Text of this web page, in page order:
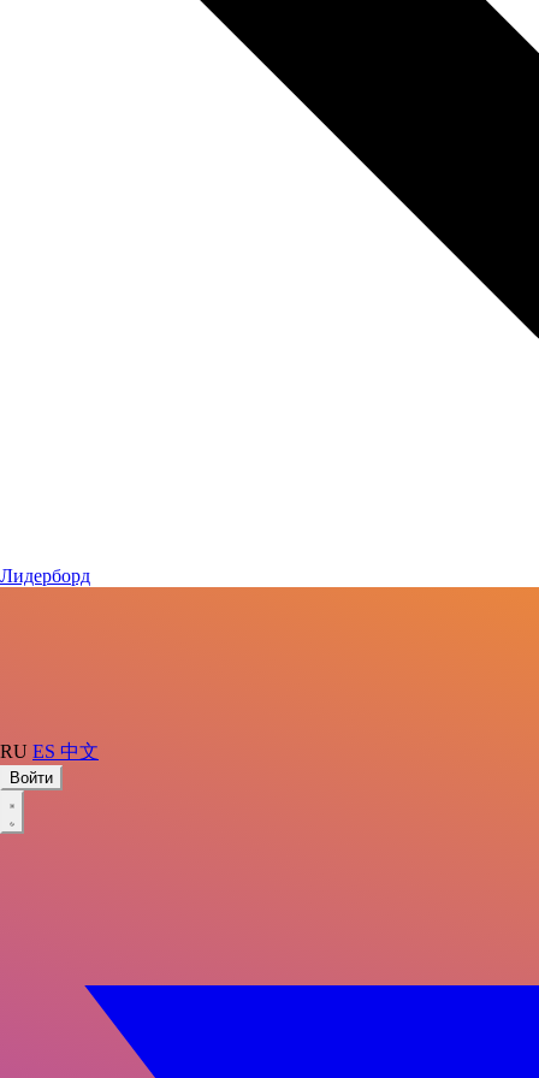
RU ES 中文
Войти
Лидерборд